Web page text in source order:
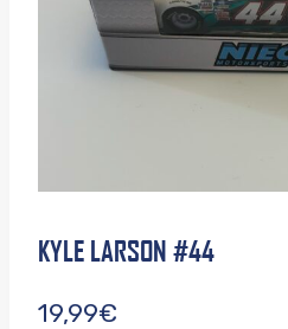
KYLE LARSON #44
19,99€